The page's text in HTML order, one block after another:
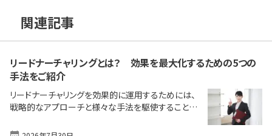
関連記事
リードナーチャリングとは？ 効果を最大化するための5つの
手法をご紹介
リードナーチャリングを効果的に運用するためには、
戦略的なアプローチと様々な手法を駆使することが
大化するための5つの具体的な手法を紹介します。 リ